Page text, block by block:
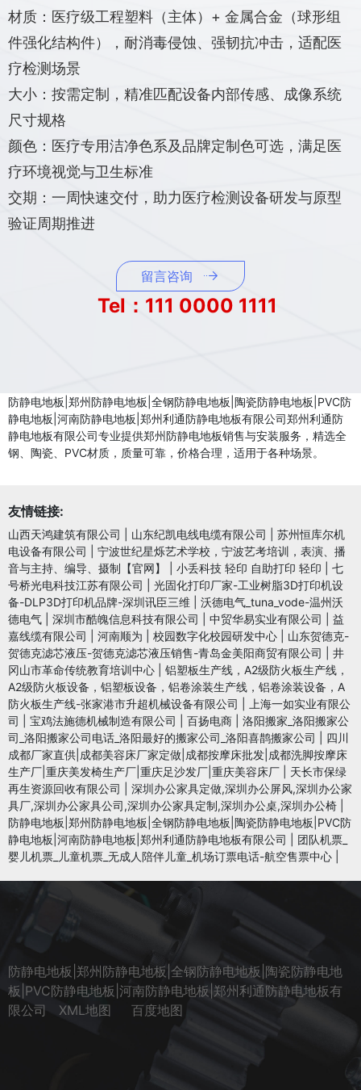
材质：医疗级工程塑料（主体）+ 金属合金（球形组
件强化结构件），耐消毒侵蚀、强韧抗冲击，适配医
疗检测场景
大小：按需定制，精准匹配设备内部传感、成像系统
尺寸规格
颜色：医疗专用洁净色系及品牌定制色可选，满足医
疗环境视觉与卫生标准
交期：一周快速交付，助力医疗检测设备研发与原型
验证周期推进
留言咨询
Tel：111 0000 1111
防静电地板|郑州防静电地板|全钢防静电地板|陶瓷防静电地板|PVC防
静电地板|河南防静电地板|郑州利通防静电地板有限公司郑州利通防
静电地板有限公司专业提供郑州防静电地板销售与安装服务，精选全
钢、陶瓷、PVC材质，质量可靠，价格合理，适用于各种场景。
友情链接:
山西天鸿建筑有限公司 山东纪凯电线电缆有限公司
苏州恒库尔机
电设备有限公司
宁波世纪星烁艺术学校，宁波艺考培训，表演、播
音与主持、编导、摄制【官网】
小丢科技 轻印 自助打印 轻印
七
号桥光电科技江苏有限公司
光固化打印厂家-工业树脂3D打印机设
备-DLP3D打印机品牌-深圳讯臣三维
沃德电气_tuna_vode-温州沃
德电气
深圳市酷魄信息科技有限公司 中贸华易实业有限公司
益
嘉线缆有限公司
河南顺为 校园数字化校园研发中心
山东贺德克-
贺德克滤芯液压-贺德克滤芯液压销售-青岛金美阳商贸有限公司
井
冈山市革命传统教育培训中心
铝塑板生产线，A2级防火板生产线，
A2级防火板设备，铝塑板设备，铝卷涂装生产线，铝卷涂装设备，A
防火板生产线-张家港市升超机械设备有限公司
上海一如实业有限公
司
宝鸡法施德机械制造有限公司 百扬电商
洛阳搬家_洛阳搬家公
司_洛阳搬家公司电话_洛阳最好的搬家公司_洛阳喜鹊搬家公司
四川
成都厂家直供|成都美容床厂家定做|成都按摩床批发|成都洗脚按摩床
生产厂|重庆美发椅生产厂|重庆足沙发厂|重庆美容床厂
天长市保绿
再生资源回收有限公司
深圳办公家具定做,深圳办公屏风,深圳办公家
具厂,深圳办公家具公司,深圳办公家具定制,深圳办公桌,深圳办公椅
防静电地板|郑州防静电地板|全钢防静电地板|陶瓷防静电地板|PVC防
静电地板|河南防静电地板|郑州利通防静电地板有限公司
团队机票_
婴儿机票_儿童机票_无成人陪伴儿童_机场订票电话-航空售票中心
防静电地板|郑州防静电地板|全钢防静电地板|陶瓷防静电地
板|PVC防静电地板|河南防静电地板|郑州利通防静电地板有
限公司
XML地图 百度地图